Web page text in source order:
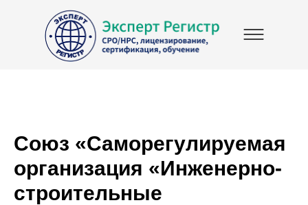
Союз «Саморегулируемая
организация «Инженерно-
строительные